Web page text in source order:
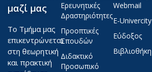
μαζί μας
Το Τμήμα μας
επικεντρώνεται
στη θεωρητική
και πρακτική
Ερευνητικές
Δραστηριότητες
Προοπτικές
Σπουδών
Διδακτικό
Προσωπικό
Webmail
E-Univercity
Εύδοξος
Βιβλιοθήκη